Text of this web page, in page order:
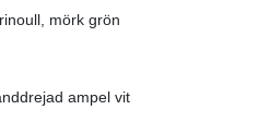
mörk grön
ampel vit